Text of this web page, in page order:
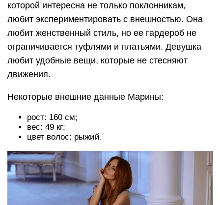
которой интересна не только поклонникам,
любит экспериментировать с внешностью. Она
любит женственный стиль, но ее гардероб не
ограничивается туфлями и платьями. Девушка
любит удобные вещи, которые не стесняют
движения.
Некоторые внешние данные Марины:
рост: 160 см;
вес: 49 кг;
цвет волос: рыжий.